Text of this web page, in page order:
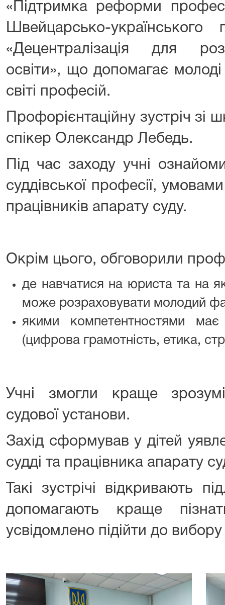
«Підтримка реформи
Швейцарсько-
«Децентралізація для
освіти», що допомагає
світі професій.
Профорієнтаційну зустріч зі
спікер Олександр Лебедь.
Під час заходу учні
суддівської професії,
працівників апарату суду.
Окрім цього, обговорили
де навчатися на юриста та на
може розраховувати молодий
якими компетентностями має
(цифрова грамотність, етика,
Учні змогли краще
судової установи.
Захід сформував у дітей
судді та працівника апарату
Такі зустрічі відкривають
допомагають краще
усвідомлено підійти до